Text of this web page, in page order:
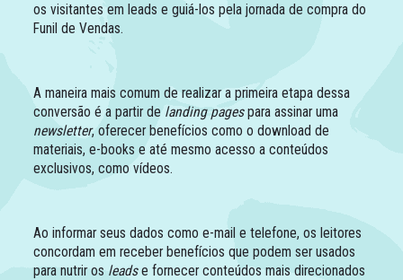
os visitantes em leads e guiá-los pela jornada de compra do
Funil de Vendas.
A maneira mais comum de realizar a primeira etapa dessa
conversão é a partir de landing pagespara assinar uma
newsletter, oferecer benefícios como o download de
materiais, e-books e até mesmo acesso a conteúdos
exclusivos, como vídeos.
Ao informar seus dados como e-mail e telefone, os leitores
concordam em receber benefícios que podem ser usados
para nutrir os leadse fornecer conteúdos mais direcionados